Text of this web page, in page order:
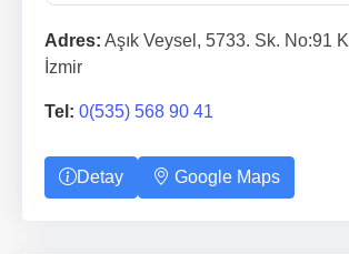
Adres: Aşık Veysel, 5733. Sk. No:91
İzmir
Tel: 0(535) 568 90 41
Detay Google Maps